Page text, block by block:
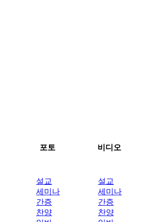
포토 비디오
설교
세미나
간증
찬양
설교
세미나
간증
찬양